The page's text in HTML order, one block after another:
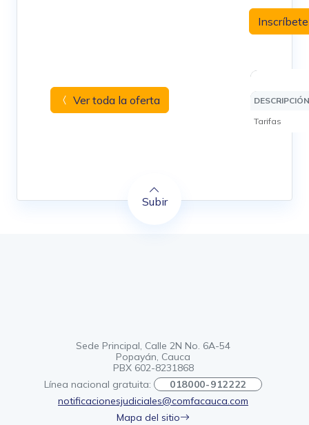
Ver toda la oferta
DESCRIPCIÓN
Tarifas
Subir
Sede Principal, Calle 2N No. 6A-54
Popayán, Cauca
PBX 602-8231868
Línea nacional gratuita:
018000-912222
notificacionesjudiciales@comfacauca.com
Mapa del sitio